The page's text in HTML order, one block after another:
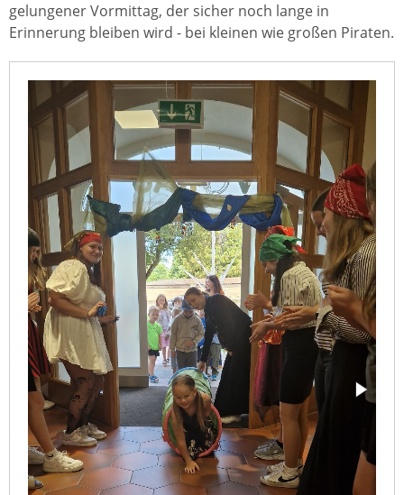
gelungener Vormittag, der sicher noch lange in
Erinnerung bleiben wird - bei kleinen wie großen Piraten.